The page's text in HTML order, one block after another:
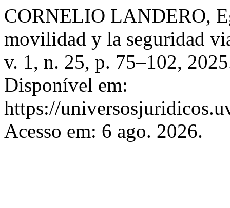
CORNELIO LANDERO,
movilidad y la seguridad
v. 1, n. 25, p. 75–102,
Disponível em:
https://
Acesso em: 6 ago. 2026.